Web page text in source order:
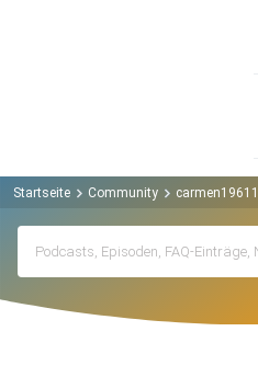
Startseite Community carmen19611